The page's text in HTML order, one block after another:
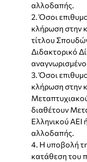
αλλοδαπής.
2. Όσοι
κλήρωση στην
τίτλου
Διδακτορικό
3. Όσοι
κλήρωση στην
διαθέτουν
Ελληνικού ΑΕΙ
αλλοδαπής.
4. Η υποβολή
κατάθεση του